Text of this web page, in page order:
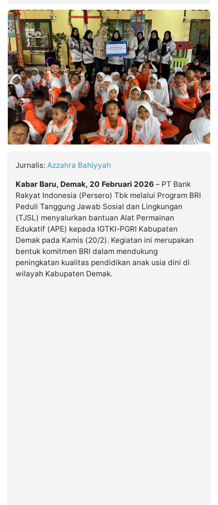
INDONESIA
Partner
Insight
NTB
Suara
Time
Lens
IDN
Daily
Jogja
Jalan
Rakyat
Idealita
News
Kita
Notice
Dinamikapost.com
Radar
Baru
Seedbacklink
Follow
Kabarbaru
Kabarbaru.co
2026
Jurnalis: Azzahra Bahiyyah
Kabar Baru, Demak, 20 Februari 2026 – PT Bank
Rakyat Indonesia (Persero) Tbk melalui Program BRI
Peduli Tanggung Jawab Sosial dan Lingkungan
(TJSL) menyalurkan bantuan Alat Permainan
Edukatif (APE) kepada IGTKI-PGRI Kabupaten
Demak pada Kamis (20/2). Kegiatan ini merupakan
bentuk komitmen BRI dalam mendukung
peningkatan kualitas pendidikan anak usia dini di
wilayah Kabupaten Demak.